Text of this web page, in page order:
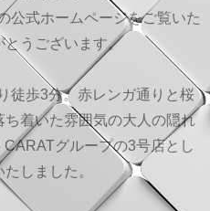
公式ホームページをご覧いた
とうございます。
徒歩3分。赤レンガ通りと桜
着いた雰囲気の大人の隠れ
グループの3号店とし
しました。